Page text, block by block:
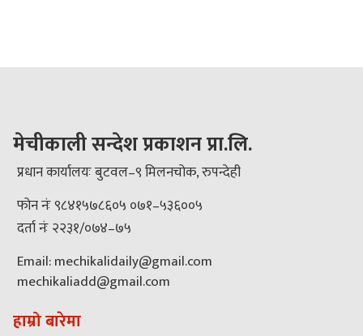
मेचीकाली सन्देश प्रकाशन प्रा.लि.
प्रधान कार्यालयः बुटवल–९ मिलनचोक, रुपन्देही
फोन नंः ९८४१५७८६०५ ०७१–५३६००५
दर्ता नंः २२३१/०७४–७५
Email: mechikalidaily@gmail.com
mechikaliadd@gmail.com
हाम्रो बारेमा